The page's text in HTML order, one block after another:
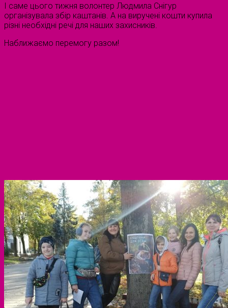
І саме цього тижня волонтер Людмила Снігур
організувала збір каштанів. А на виручені кошти купила
різні необхідні речі для наших захисників.
Наближаємо перемогу разом!